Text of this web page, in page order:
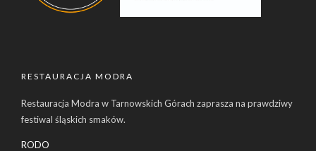
RESTAURACJA MODRA
Restauracja Modra w Tarnowskich Górach zaprasza na prawdziwy
festiwal śląskich smaków.
RODO